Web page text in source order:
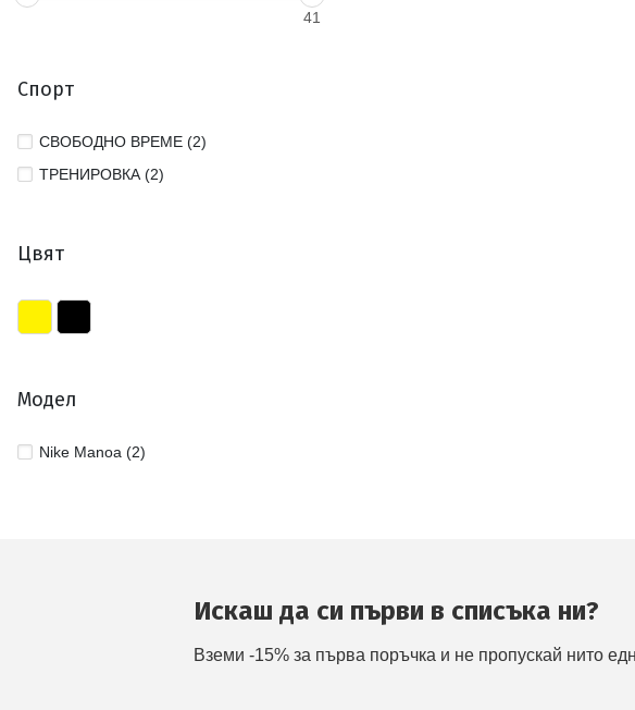
41
Спорт
СВОБОДНО ВРЕМЕ (2)
ТРЕНИРОВКА (2)
Цвят
Модел
Nike Manoa (2)
Искаш да си първи в списъка ни?
Вземи -15% за първа поръчка и не пропускай нито